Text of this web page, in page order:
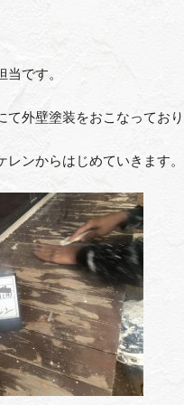
です。
て外壁塗装をおこなってお
ンからはじめていきます。